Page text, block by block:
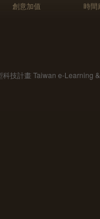
創意加值
時間
科技計畫 Taiwan e-Learning